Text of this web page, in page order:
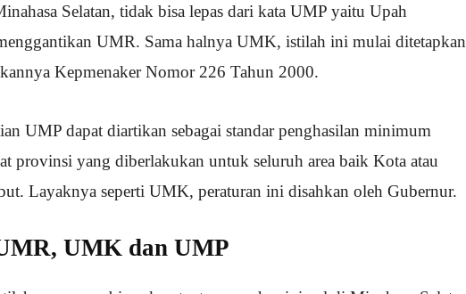
Selatan, tidak bisa lepas dari kata UMP yaitu Upah
UMR. Sama halnya UMK, istilah ini mulai ditetapkan
Kepmenaker Nomor 226 Tahun 2000.
UMP dapat diartikan sebagai standar penghasilan minimum
provinsi yang diberlakukan untuk seluruh area baik Kota atau
Layaknya seperti UMK, peraturan ini disahkan oleh Gubernur.
UMK dan UMP